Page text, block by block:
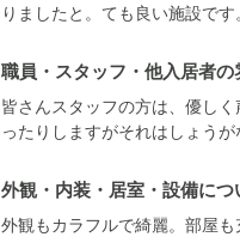
りましたと。ても良い施設です。
職員・スタッフ・他入居者の
皆さんスタッフの方は、優し
ったりしますがそれはしょうが
外観・内装・居室・設備につ
外観もカラフルで綺麗。部屋